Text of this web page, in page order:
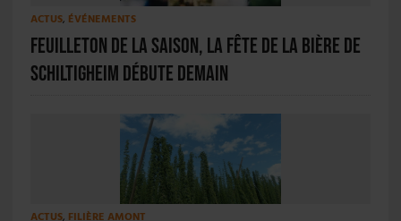
ACTUS, ÉVÉNEMENTS
Feuilleton de la saison, la Fête de la Bière de
Schiltigheim débute demain
ACTUS, FILIÈRE AMONT